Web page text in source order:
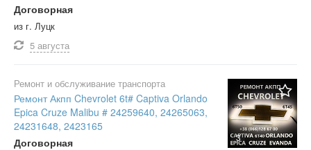
Договорная
из г. Луцк
5 августа
3
Ремонт и обслуживание транспорта
Ремонт Акпп Chevrolet 6t# Captiva Orlando
Epica Cruze Malibu # 24259640, 24265063,
24231648, 2423165
Договорная